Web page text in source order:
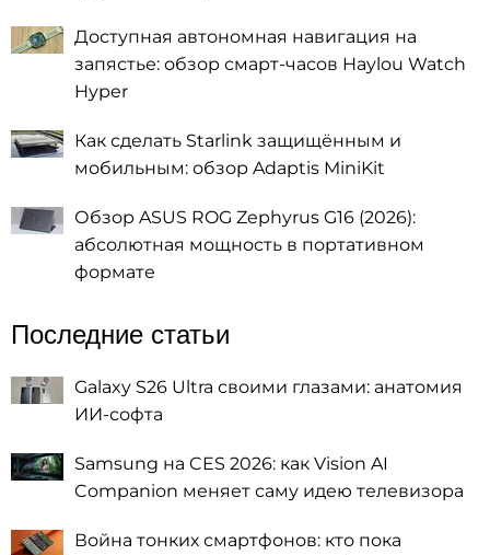
Доступная автономная навигация на
запястье: обзор смарт-часов Haylou Watch
Hyper
Как сделать Starlink защищённым и
мобильным: обзор Adaptis MiniKit
Обзор ASUS ROG Zephyrus G16 (2026):
абсолютная мощность в портативном
формате
Последние статьи
Galaxy S26 Ultra своими глазами: анатомия
ИИ-софта
Samsung на CES 2026: как Vision AI
Companion меняет саму идею телевизора
Война тонких смартфонов: кто пока